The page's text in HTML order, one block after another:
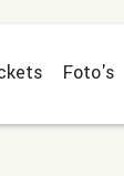
Foto's